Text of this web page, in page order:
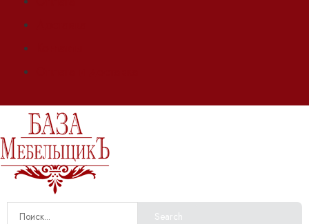
Search